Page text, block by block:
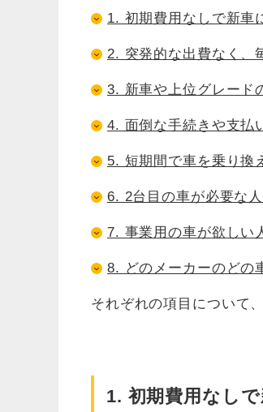
1. 初期費用なしで新車
2. 突発的な出費なく、
3. 新車や上位グレード
4. 面倒な手続きや支払
5. 短期間で車を乗り換
6. 2台目の車が必要な人
7. 事業用の車が欲しい
8. どのメーカーのどの
それぞれの項目について
1. 初期費用なし